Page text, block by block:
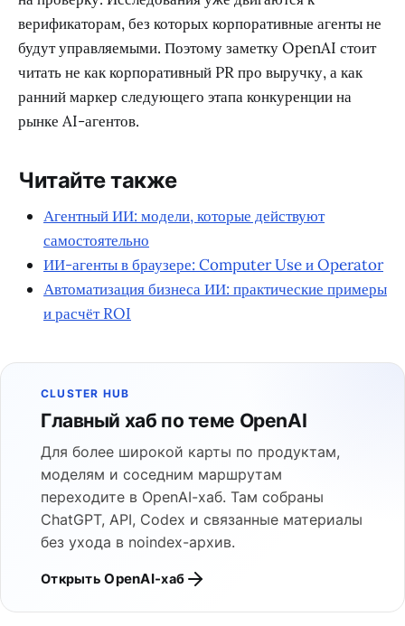
верификаторам, без которых корпоративные агенты не
будут управляемыми. Поэтому заметку OpenAI стоит
читать не как корпоративный PR про выручку, а как
ранний маркер следующего этапа конкуренции на
рынке AI-агентов.
Читайте также
Агентный ИИ: модели, которые действуют
самостоятельно
ИИ-агенты в браузере: Computer Use и Operator
Автоматизация бизнеса ИИ: практические примеры
и расчёт ROI
CLUSTER HUB
Главный хаб по теме OpenAI
Для более широкой карты по продуктам,
моделям и соседним маршрутам
переходите в OpenAI-хаб. Там собраны
ChatGPT, API, Codex и связанные материалы
без ухода в noindex-архив.
Открыть OpenAI-хаб